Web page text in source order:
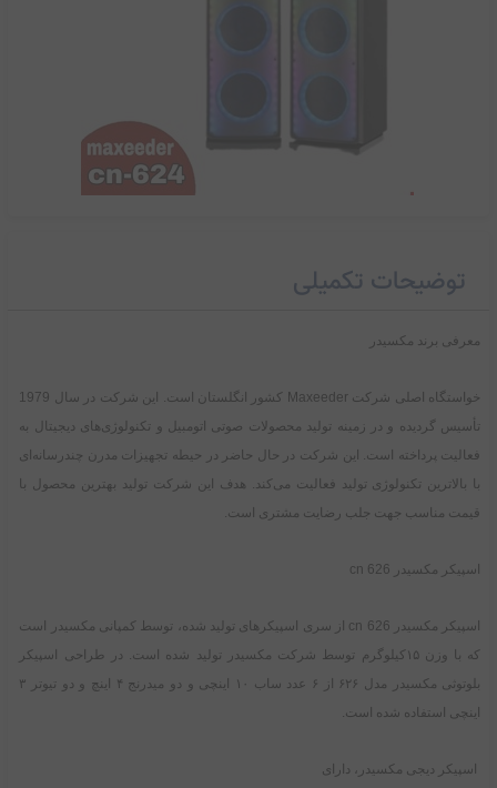
69,000,000توضیحات تکمیلی
معرفی برند مکسیدر
خواستگاه اصلی شرکت Maxeeder کشور انگلستان است. این شرکت در سال 1979
تأسیس گردیده و در زمینه تولید محصولات صوتی اتومبیل و تکنولوژی‌های دیجیتال به
فعالیت پرداخته است. این شرکت در حال حاضر در حیطه تجهیزات مدرن چندرسانه‌ای
با بالاترین تکنولوژی تولید فعالیت می‌کند. هدف این شرکت تولید بهترین محصول با
قیمت مناسب جهت جلب رضایت مشتری است.
اسپیکر مکسیدر cn 626
اسپیکر مکسیدر cn 626 از سری اسپیکر‌های تولید شده، توسط کمپانی مکسیدر است
که با وزن ۱۵کیلوگرم توسط شرکت مکسیدر تولید شده است. در طراحی اسپیکر
بلوتوثی مکسیدر مدل ۶۲۶ از ۶ عدد ساب ۱۰ اینچی و دو میدرنج ۴ اینچ و دو تیوتر ۳
اینچی استفاده شده است.
اسپیکر دیجی مکسیدر، دارای